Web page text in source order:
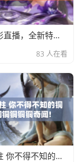
最新版魅影直播，全新特色，等你来体验！
83 人在看
绝世大铜柱 你不得不知的铜铜铜铜铜铜铜铜奇闻!